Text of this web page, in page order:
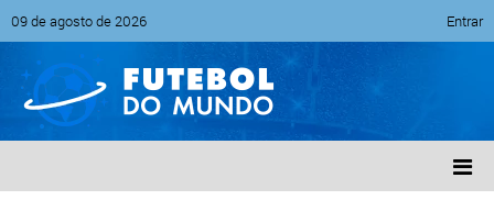
09 de agosto de 2026 Entrar